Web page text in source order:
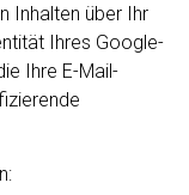
Inhalten über Ihr
Ihres Google-
Ihre E-Mail-